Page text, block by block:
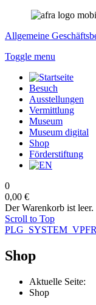
Allgemeine
Toggle menu
Besuch
Ausstellungen
Vermittlung
Museum
Museum digital
Shop
Förderstiftung
0
0,00 €
Der Warenkorb ist leer.
Scroll to Top
Shop
Aktuelle Seite:
Shop